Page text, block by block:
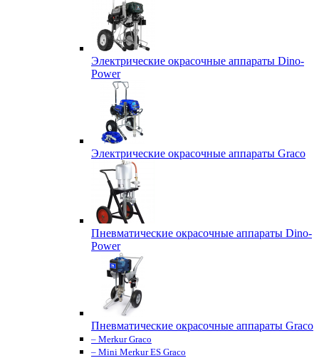
Электрические окрасочные аппараты Dino-
Power
Электрические окрасочные аппараты Graco
Пневматические окрасочные аппараты Dino-
Power
Пневматические окрасочные аппараты Graco
– Merkur Graco
– Mini Merkur ES Graco